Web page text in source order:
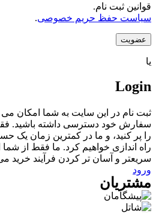
قوانین ثبت نام.
سیاست حفظ حریم خصوصی.
عضویت
یا
Login
ثبت نام در این سایت به شما امکان
سفارش خود دسترسی داشته باشید.
را پر کنید، و ما در کمترین زمان یک
راه اندازی خواهیم کرد. ما فقط از شما
سریعتر و آسان تر کردن فرآیند خرید
ورود
مشتریان